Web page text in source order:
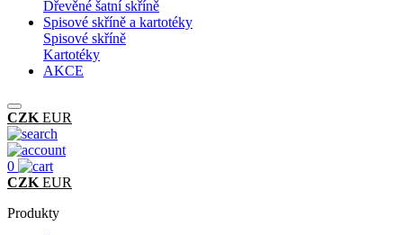
Dřevěné šatní skříně
Spisové skříně a kartotéky
Spisové skříně
Kartotéky
AKCE
CZK EUR
0
CZK EUR
Produkty